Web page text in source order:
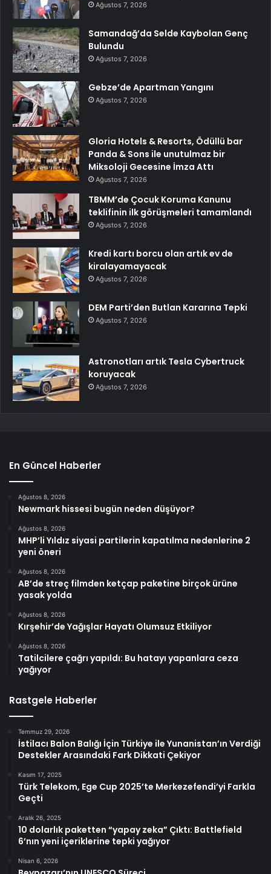
Ağustos 7, 2026
Samandağ’da Selde Kaybolan Genç
Bulundu
Ağustos 7, 2026
Gebze’de Apartman Yangını
Ağustos 7, 2026
Gloria Hotels & Resorts, Ödüllü bar
Panda & Sons ile unutulmaz bir
Miksoloji Gecesine İmza Attı
Ağustos 7, 2026
TBMM’de Çocuk Koruma Kanunu
teklifinin ilk görüşmeleri tamamlandı
Ağustos 7, 2026
Kredi kartı borcu olan artık ev de
kiralayamayacak
Ağustos 7, 2026
DEM Parti’den Butlan Kararına Tepki
Ağustos 7, 2026
Astronotları artık Tesla Cybertruck
koruyacak
Ağustos 7, 2026
En Güncel Haberler
Ağustos 8, 2026
Newmark hissesi bugün neden düşüyor?
Ağustos 8, 2026
MHP’li Yıldız siyasi partilerin kapatılma nedenlerine 2
yeni öneri
Ağustos 8, 2026
AB’de streç filmden ketçap paketine birçok ürüne
yasak yolda
Ağustos 8, 2026
Kırşehir’de Yağışlar Hayatı Olumsuz Etkiliyor
Ağustos 8, 2026
Tatilcilere çağrı yapıldı: Bu hatayı yapanlara ceza
yağıyor
Rastgele Haberler
Temmuz 29, 2026
İstilacı Balon Balığı İçin Türkiye ile Yunanistan’ın Verdiği
Destekler Arasındaki Fark Dikkati Çekiyor
Kasım 17, 2025
Türk Telekom, Ege Cup 2025’te Merkezefendi’yi Farkla
Geçti
Aralık 26, 2025
10 dolarlık paketten “yapay zeka” Çıktı: Battlefield
6’nın yeni içeriklerine tepki yağıyor
Nisan 6, 2026